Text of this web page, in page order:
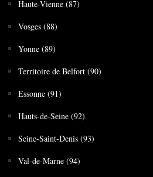
Haute-Vienne (87)
Vosges (88)
Yonne (89)
Territoire de Belfort (90)
Essonne (91)
Hauts-de-Seine (92)
Seine-Saint-Denis (93)
Val-de-Marne (94)